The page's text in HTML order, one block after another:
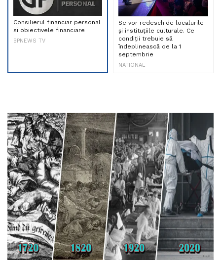
Consilierul financiar personal
si obiectivele financiare
BPNEWS TV
Se vor redeschide localurile
și instituțiile culturale. Ce
condiții trebuie să
îndeplinească de la 1
septembrie
NATIONAL